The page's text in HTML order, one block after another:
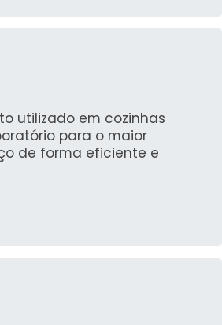
utilizado em cozinhas
para o maior
de forma eficiente e